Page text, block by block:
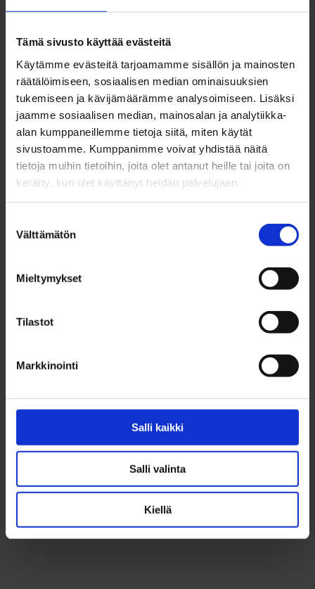
Tämä sivusto käyttää evästeitä
Käytämme evästeitä tarjoamamme sisällön ja mainosten
räätälöimiseen, sosiaalisen median ominaisuuksien
tukemiseen ja kävijämäärämme analysoimiseen. Lisäksi
jaamme sosiaalisen median, mainosalan ja analytiikka-
alan kumppaneillemme tietoja siitä, miten käytät
sivustoamme. Kumppanimme voivat yhdistää näitä
tietoja muihin tietoihin, joita olet antanut heille tai joita on
kerätty, kun olet käyttänyt heidän palvelujaan.
valinta
Välttämätön
Mieltymykset
Tilastot
Markkinointi
Salli kaikki
Salli valinta
Kiellä
kevään aikana (keväällä 2025 lukion päättävät
olet saanut myönteisen päätöksen Kelan
perustoimeentulotukeen
olet täyttänyt 18 vuotta 30.4.2025 mennessä
Lisätietoa kesätyöharjoittelusta löydät
Toimeentulotuen hakemisesta löydät tietoa Kelan
Jaa sosiaalisessa mediassa:
Kesätyöharjoittelu